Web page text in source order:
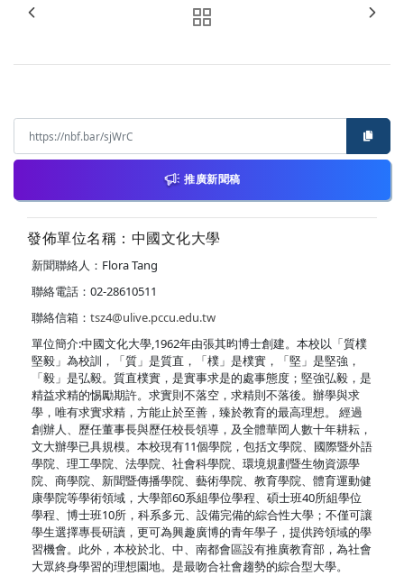
推廣新聞稿
發佈單位名稱：中國文化大學
新聞聯絡人：Flora Tang
聯絡電話：02-28610511
聯絡信箱： tsz4@ulive.pccu.edu.tw
單位簡介:中國文化大學,1962年由張其昀博士創建。本校以「質樸
堅毅」為校訓，「質」是質直，「樸」是樸實，「堅」是堅強，
「毅」是弘毅。質直樸實，是實事求是的處事態度；堅強弘毅，是
精益求精的惕勵期許。求實則不落空，求精則不落後。辦學與求
學，唯有求實求精，方能止於至善，臻於教育的最高理想。 經過
創辦人、歷任董事長與歷任校長領導，及全體華岡人數十年耕耘，
文大辦學已具規模。本校現有11個學院，包括文學院、國際暨外語
學院、理工學院、法學院、社會科學院、環境規劃暨生物資源學
院、商學院、新聞暨傳播學院、藝術學院、教育學院、體育運動健
康學院等學術領域，大學部60系組學位學程、碩士班40所組學位
學程、博士班10所，科系多元、設備完備的綜合性大學；不僅可讓
學生選擇專長研讀，更可為興趣廣博的青年學子，提供跨領域的學
習機會。此外，本校於北、中、南都會區設有推廣教育部，為社會
大眾終身學習的理想園地。是最吻合社會趨勢的綜合型大學。